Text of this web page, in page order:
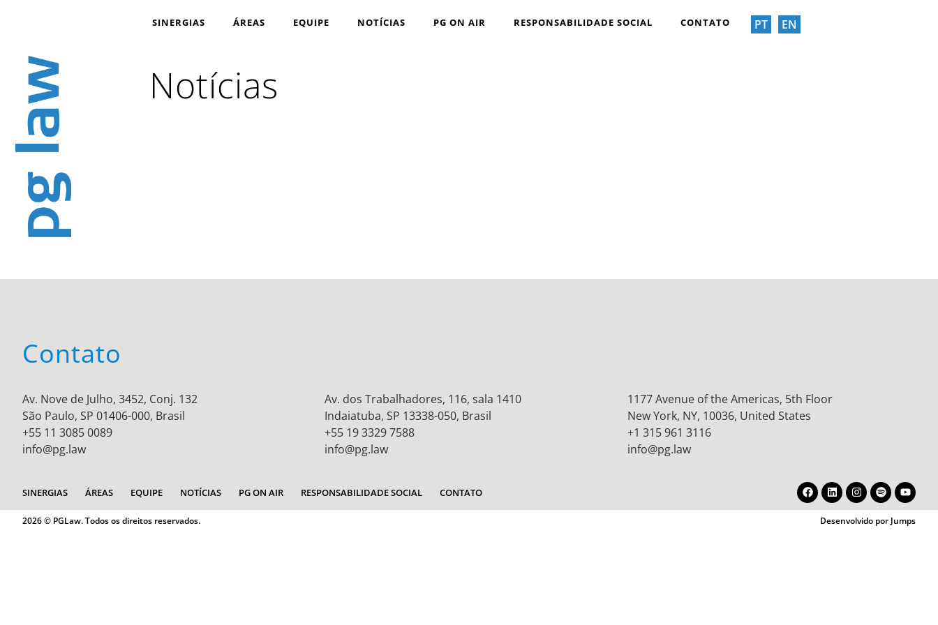
SINERGIAS ÁREAS EQUIPE NOTÍCIAS PG ON AIR RESPONSABILIDADE SOCIAL CONTATO PT EN
Notícias
Contato
Av. Nove de Julho, 3452, Conj. 132
São Paulo, SP 01406-000, Brasil
+55 11 3085 0089
info@pg.law
Av. dos Trabalhadores, 116, sala 1410
Indaiatuba, SP 13338-050, Brasil
+55 19 3329 7588
info@pg.law
1177 Avenue of the Americas, 5th Floor
New York, NY, 10036, United States
+1 315 961 3116
info@pg.law
SINERGIAS ÁREAS EQUIPE NOTÍCIAS PG ON AIR RESPONSABILIDADE SOCIAL CONTATO
2026 © PGLaw. Todos os direitos reservados. Desenvolvido por Jumps